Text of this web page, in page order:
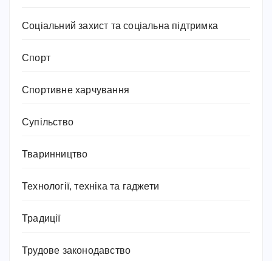
Соціальний захист та соціальна підтримка
Спорт
Спортивне харчування
Супільство
Тваринництво
Технології, техніка та гаджети
Традиції
Трудове законодавство